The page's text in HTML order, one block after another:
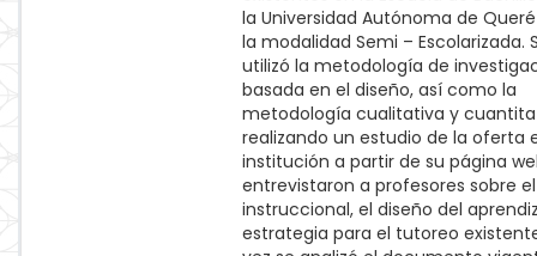
la Universidad Autónoma de
la modalidad Semi – Escolarizada.
utilizó la metodología de
basada en el diseño, así como la
metodología cualitativa y
realizando un estudio de la oferta
institución a partir de su página
entrevistaron a profesores sobre
instruccional, el diseño del
estrategia para el tutoreo